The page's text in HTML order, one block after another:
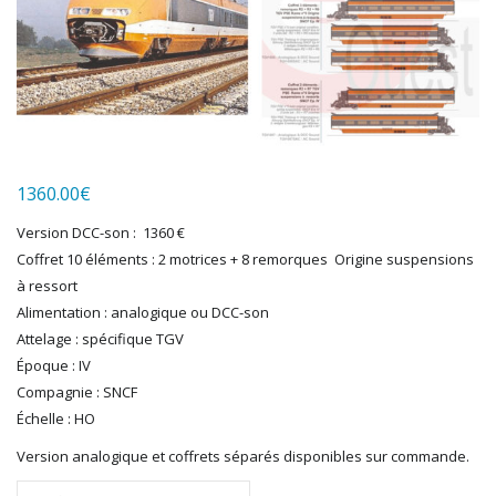
HERKAT
HUMBROL
ITALERI
JOUEF
KOLIBRI
MAKETTE
MARLKIN
MKD
NOREV
NOVATEUR MODELES
PECO
PG mini
PIKO
PN SUD MODELISME
PREISER
1360.00€
Version DCC-son : 1360 €
Coffret 10 éléments : 2 motrices + 8 remorques Origine suspensions
à ressort
Alimentation : analogique ou DCC-son
Attelage : spécifique TGV
Époque : IV
Compagnie : SNCF
Échelle : HO
Version analogique et coffrets séparés disponibles sur commande.